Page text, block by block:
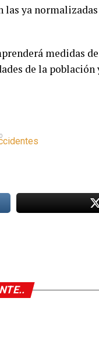
las ya
medidas
de la población